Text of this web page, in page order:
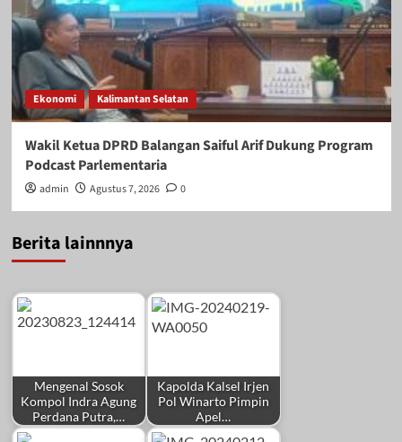
Ekonomi Kalimantan Selatan
Wakil Ketua DPRD Balangan Saiful Arif Dukung Program
Podcast Parlementaria
admin Agustus 7, 2026 0
Berita lainnnya
Mengenal Sosok
Kompol Indra Agung
Perdana Putra,…
Kapolda Kalsel Irjen
Pol Winarto Pimpin
Apel…